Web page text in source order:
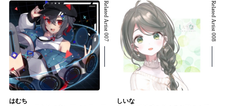
Related Artist 007
はむち
Related Artist 008
しいな